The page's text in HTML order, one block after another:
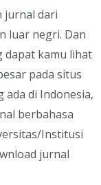
jurnal dari
luar negri. Dan
dapat kamu lihat
pada situs
ada di Indonesia,
berbahasa
Institusi
jurnal